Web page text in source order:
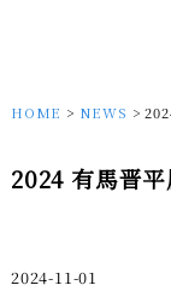
HOME > NEWS >
2024 有馬晋
2024-11-01